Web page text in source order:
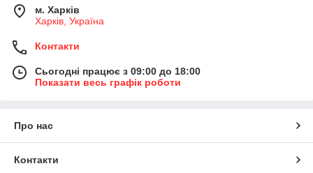
м. Харків
Харків, Україна
Контакти
Сьогодні працює з 09:00 до 18:00
Показати весь графік роботи
Про нас
Контакти